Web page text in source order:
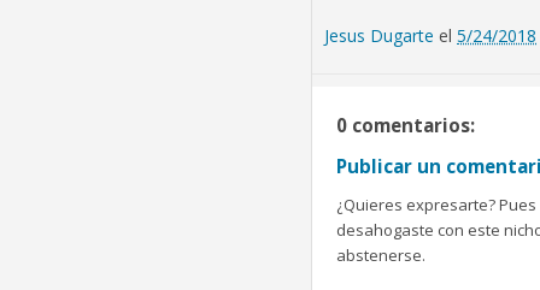
Jesus Dugarte el 5/24/2018
0 comentarios:
Publicar un
¿Quieres expresarte?
desahogaste con este
abstenerse.